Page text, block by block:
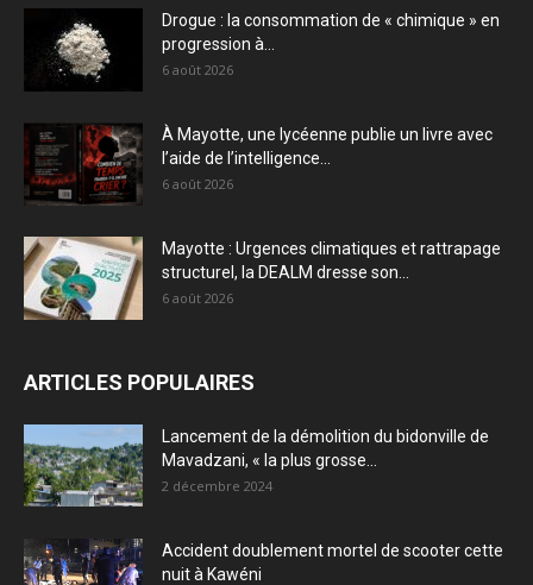
Drogue : la consommation de « chimique » en
progression à...
6 août 2026
À Mayotte, une lycéenne publie un livre avec
l’aide de l’intelligence...
6 août 2026
Mayotte : Urgences climatiques et rattrapage
structurel, la DEALM dresse son...
6 août 2026
ARTICLES POPULAIRES
Lancement de la démolition du bidonville de
Mavadzani, « la plus grosse...
2 décembre 2024
Accident doublement mortel de scooter cette
nuit à Kawéni